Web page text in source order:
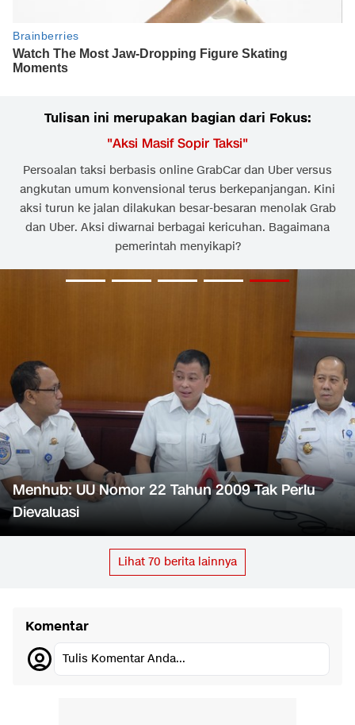
Tulisan ini merupakan bagian dari Fokus:
"Aksi Masif Sopir Taksi"
Persoalan taksi berbasis online GrabCar dan Uber versus
angkutan umum konvensional terus berkepanjangan. Kini
aksi turun ke jalan dilakukan besar-besaran menolak Grab
dan Uber. Aksi diwarnai berbagai kericuhan. Bagaimana
pemerintah menyikapi?
Menhub: UU Nomor 22 Tahun 2009 Tak Perlu
Dievaluasi
Lihat 70 berita lainnya
Komentar
Tulis Komentar Anda...